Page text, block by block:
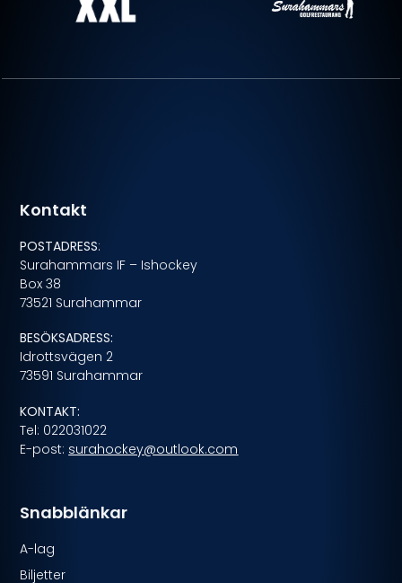
Snabblänkar
A-lag
Biljetter
Kontakt
POSTADRESS:
Surahammars IF – Ishockey
Box 38
73521 Surahammar
BESÖKSADRESS:
Idrottsvägen 2
73591 Surahammar
KONTAKT:
Tel: 022031022
E-post: surahockey@outlook.com